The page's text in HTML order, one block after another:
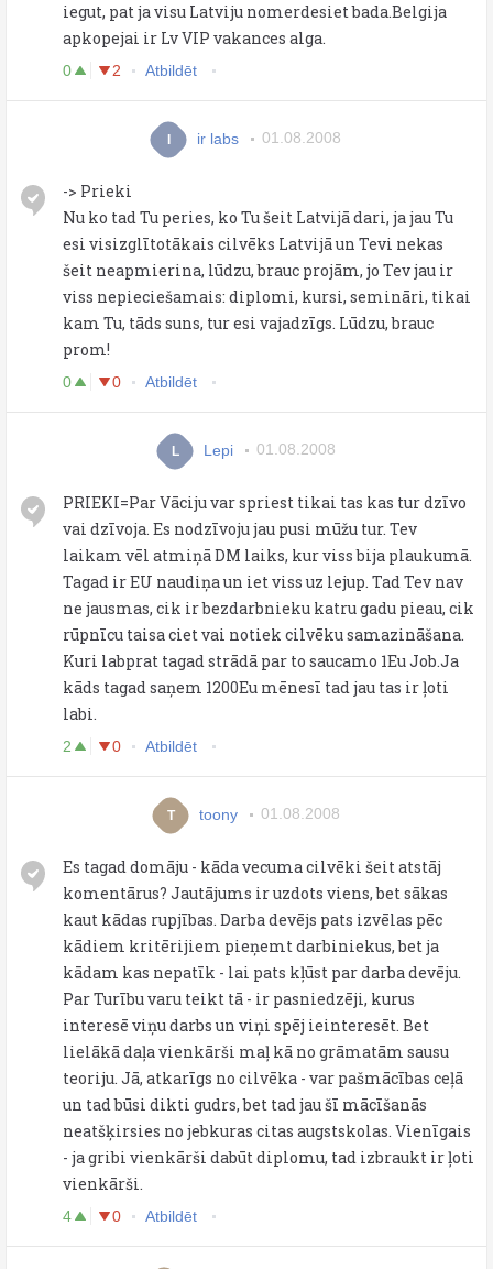
iegut, pat ja visu Latviju nomerdesiet bada.Belgija
apkopejai ir Lv VIP vakances alga.
0 2 Atbildēt
I ir labs 01.08.2008
-> Prieki
Nu ko tad Tu peries, ko Tu šeit Latvijā dari, ja jau Tu
esi visizglītotākais cilvēks Latvijā un Tevi nekas
šeit neapmierina, lūdzu, brauc projām, jo Tev jau ir
viss nepieciešamais: diplomi, kursi, semināri, tikai
kam Tu, tāds suns, tur esi vajadzīgs. Lūdzu, brauc
prom!
0 0 Atbildēt
L Lepi 01.08.2008
PRIEKI=Par Vāciju var spriest tikai tas kas tur dzīvo
vai dzīvoja. Es nodzīvoju jau pusi mūžu tur. Tev
laikam vēl atmiņā DM laiks, kur viss bija plaukumā.
Tagad ir EU naudiņa un iet viss uz lejup. Tad Tev nav
ne jausmas, cik ir bezdarbnieku katru gadu pieau, cik
rūpnīcu taisa ciet vai notiek cilvēku samazināšana.
Kuri labprat tagad strādā par to saucamo 1Eu Job.Ja
kāds tagad saņem 1200Eu mēnesī tad jau tas ir ļoti
labi.
2 0 Atbildēt
T toony 01.08.2008
Es tagad domāju - kāda vecuma cilvēki šeit atstāj
komentārus? Jautājums ir uzdots viens, bet sākas
kaut kādas rupjības. Darba devējs pats izvēlas pēc
kādiem kritērijiem pieņemt darbiniekus, bet ja
kādam kas nepatīk - lai pats kļūst par darba devēju.
Par Turību varu teikt tā - ir pasniedzēji, kurus
interesē viņu darbs un viņi spēj ieinteresēt. Bet
lielākā daļa vienkārši maļ kā no grāmatām sausu
teoriju. Jā, atkarīgs no cilvēka - var pašmācības ceļā
un tad būsi dikti gudrs, bet tad jau šī mācīšanās
neatšķirsies no jebkuras citas augstskolas. Vienīgais
- ja gribi vienkārši dabūt diplomu, tad izbraukt ir ļoti
vienkārši.
4 0 Atbildēt